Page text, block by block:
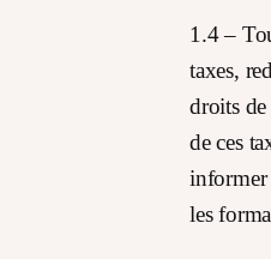
1.4 –
taxes,
droits de
de ces
informer
les